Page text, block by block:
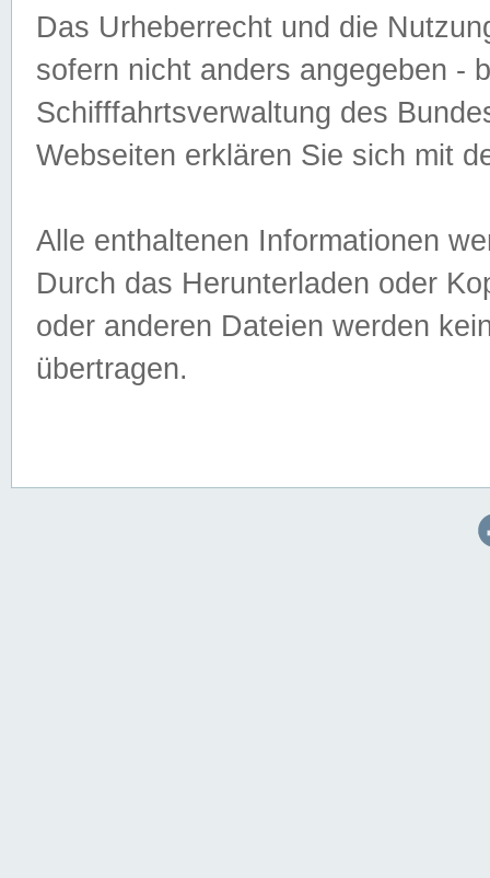
Das Urheberrecht und die
sofern nicht anders angegeben -
Schifffahrtsverwaltung des
Webseiten erklären Sie sich mit
Alle enthaltenen Informationen
Durch das Herunterladen oder
oder anderen Dateien werden
übertragen.